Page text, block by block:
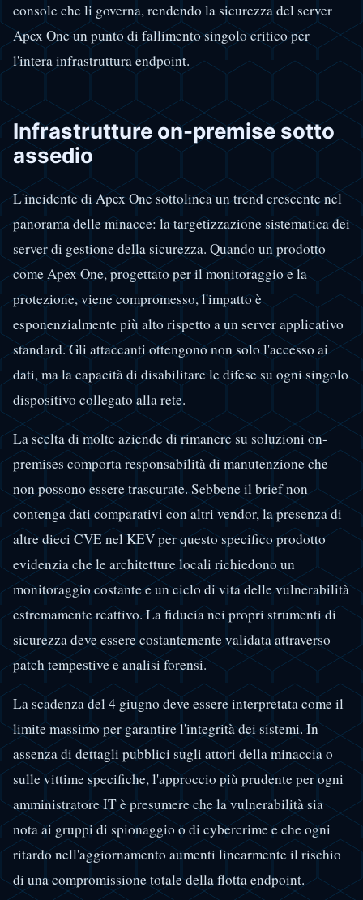
console che li governa, rendendo la sicurezza del server
Apex One un punto di fallimento singolo critico per
l'intera infrastruttura endpoint.
Infrastrutture on-premise sotto
assedio
L'incidente di Apex One sottolinea un trend crescente nel
panorama delle minacce: la targetizzazione sistematica dei
server di gestione della sicurezza. Quando un prodotto
come Apex One, progettato per il monitoraggio e la
protezione, viene compromesso, l'impatto è
esponenzialmente più alto rispetto a un server applicativo
standard. Gli attaccanti ottengono non solo l'accesso ai
dati, ma la capacità di disabilitare le difese su ogni singolo
dispositivo collegato alla rete.
La scelta di molte aziende di rimanere su soluzioni on-
premises comporta responsabilità di manutenzione che
non possono essere trascurate. Sebbene il brief non
contenga dati comparativi con altri vendor, la presenza di
altre dieci CVE nel KEV per questo specifico prodotto
evidenzia che le architetture locali richiedono un
monitoraggio costante e un ciclo di vita delle vulnerabilità
estremamente reattivo. La fiducia nei propri strumenti di
sicurezza deve essere costantemente validata attraverso
patch tempestive e analisi forensi.
La scadenza del 4 giugno deve essere interpretata come il
limite massimo per garantire l'integrità dei sistemi. In
assenza di dettagli pubblici sugli attori della minaccia o
sulle vittime specifiche, l'approccio più prudente per ogni
amministratore IT è presumere che la vulnerabilità sia
nota ai gruppi di spionaggio o di cybercrime e che ogni
ritardo nell'aggiornamento aumenti linearmente il rischio
di una compromissione totale della flotta endpoint.